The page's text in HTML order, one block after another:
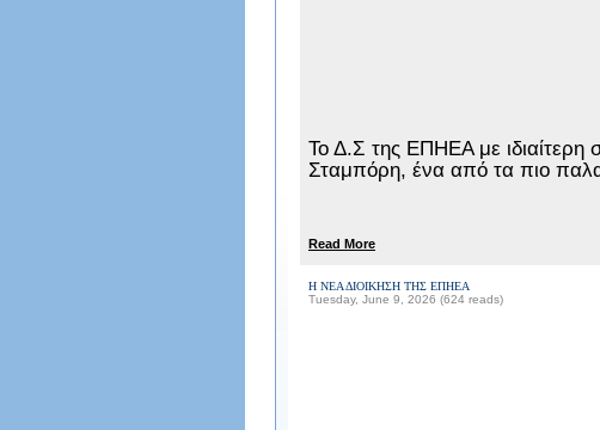
Το Δ.Σ της ΕΠΗΕΑ με ιδιαίτερη
Σταμπόρη, ένα από τα πιο
Read More
Η ΝΕΑ ΔΙΟΙΚΗΣΗ ΤΗΣ ΕΠΗΕΑ
Tuesday, June 9, 2026 (624 reads)